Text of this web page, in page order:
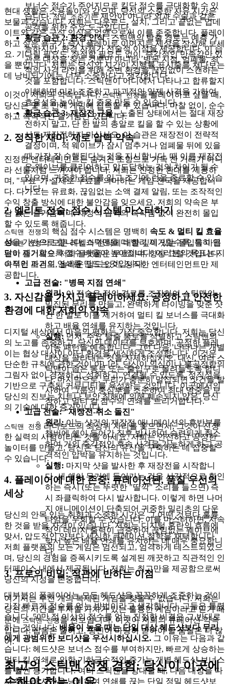
보너스 점수가 주어지므로 킬당 점수를 극대화할 수 있
습니다.정밀 조준기 는 제안이 아니라 외과 수술과 같은
공격을 위한 주요 도구입니다.
황금 습관 2: 환경 인식- 스틱맨의 탈출 경로는 예측 가
능하지만, 환경 자체가 전술적 이점을 제공합니다. 이 습
관은 대상을 찾는 것뿐만 아니라, 병목 지점, 엄폐물, 최
적의 사격 라인을 위해 주변 환경을 끊임없이 스캔하는
것을 포함합니다. 스틱맨이 어디에서 나타나고 합류할지
이해하면 미리 조준하고 파괴적인 일제 사격을 가하여
효율성을 높이는 킬 존을 만들 수 있습니다.
황금 습관 3: 재장전 규율- 노출된 상태에서는 절대 재장
전하지 말고, 단 한 발의 총알로 킬을 할 수 있는 상황에
서도 재장전하지 마십시오. 이 습관은 재장전이 전략적
결정이며, 적 웨이브가 잠시 멈추거나 엄폐물 뒤에 있을
때 가장 잘 수행된다는 것을 지시합니다. 때 이른 재장전
은 웨이브를 클리어하고 압도당하는 것의 차이가 될 수
있으며, 귀중한 점수를 잃고 조기에 런을 종료할 수 있습
니다.
2. 엘리트 전술: 점수 시스템 마스터하기
스틱맨 전쟁의 핵심 점수 시스템은 명백히 속도 & 멀티 킬 효율
성을 기반으로 합니다. 스틱맨을 더 빨리 제거할수록, 특히 연
달아 제거할수록 점수 배율이 높아집니다. 여러분의 목표는 지
속적인 파괴의 연쇄를 만드는 것입니다.
고급 전술: "병목 지점 연쇄"
원리:이 전술은 적의 경로를 조작하여 스틱맨의
밀집된 무리를 만들고, 완벽하게 타이밍을 맞춘 샷
건 한 발로 이를 제거하여 멀티 킬 보너스를 극대화
하고 배율 연쇄를 유지하는 것입니다.
실행: 먼저, 주요 탈출 통로를 식별하고 스틱맨의
이동 패턴을 예측합니다. 그런 다음, 나타나는 개별
대상을 골라내는 것을 자제하십시오. 대신, 여러 스
틱맨이 좁은 통로 또는 출입구로 몰려들도록 합니
다. 마지막으로, 무리가 충분히 밀집되면 샷건을 발
사하여 그룹의 중심부를 조준하여 최대 명중을 보
장하고 멀티 킬 점수의 연쇄를 트리거합니다.
고급 전술: "재장전-취소 돌진"
원리:이는 샷건의 재장전 애니메이션의 후반부를
챔버에 쉘이 들어간 직후 발사하여 숙련되게 취소
하여 거의 즉각적인 후속 사격을 가능하게 하고 공
격적인 압박을 유지하는 것입니다.
실행: 마지막 샷을 발사한 후 재장전을 시작합니
다. 새 쉘이 무기에 들어가는 것을 시각적으로 확인
하는 즉시 (또는 뚜렷한 "딸깍" 소리를 들으면) 즉
시 좌클릭하여 다시 발사합니다. 이렇게 하면 나머
지 애니메이션이 단축되어 귀중한 밀리초의 다운
타임을 우회할 수 있습니다. 이를 마스터하면, 지속
적인 데미지 출력이 급증하여 끊임없는 웨이브에
맞서 높은 배율 연쇄를 유지하는 데 매우 중요합니
다.
3. 프로의 비밀: 직관에 반하는 이점
대부분의 플레이어는 모든 헤드샷을 꼼꼼하게 조준하는 것이
가장 빠르게 점수를 얻는 방법이라고 생각합니다. 그들은 틀렸
습니다. 50만 점 이상의 점수를 얻는 진정한 비결은 그 반대로
하는 것입니다: 배율이 높을 때는 단일 대상 헤드샷보다 무리
에게 광범위한 보디샷을 우선시하십시오. 그 이유는 다음과 같
습니다: 헤드샷은 보너스 점수를 부여하지만, 빠르게 상승하는
멀티 킬 연쇄로 인한 기하급수적인 증가는 개별 헤드샷 보너스
를 훨씬 능가합니다. 여러 스틱맨을 상대할 때, 다음 대상을 다
시 찾느라 시간을 낭비하여 연쇄를 끊는 단일 정밀 헤드샷보
현대 생활은 소용돌이와 같으며, 당신의 소중한 자유 시간은
보물과 같습니다. 저희는 다운로드, 설치, 그리고 끝없는 업데
이트와 같은 구식 의식을 없앰으로써 이를 존중합니다. 플레이
하고 싶은 욕구가 즉시 플레이로 이어지는 세상을 상상해 보세
요. 기다릴 필요도, 좌절할 필요도 없이, 즉각적인 만족감만 있
을 뿐입니다. 저희는 당신의 시간이 진행률 표시줄을 쳐다보는
데 낭비되기에는 너무 소중하다고 생각합니다.
이것이 저희의 약속입니다:스틱맨 전쟁을 플레이하고 싶을 때,
당신은 몇 초 안에 게임에 접속할 수 있습니다. 마찰 없이, 순수
하고 즉각적인 즐거움만 있습니다.
2. 정직한 재미: 제로 압력 약속
진정한 엔터테인먼트는 숨겨진 조항으로 가득 찬 거래가 아니
라 선물처럼 느껴져야 합니다. 저희는 진정한 환대를 제공하
며, "무료"가 실제로 무료를 의미하는 게임 천국을 제공합니
다. 다가오는 유료화, 끊임없는 소액 결제 알림, 또는 조작적인
수익 창출 방식에 대한 불안감을 잊으세요. 저희의 약속은 부
담 없는 즐거움이며, 재정적 압력의 속삭임 없이 완전히 몰입
할 수 있도록 해줍니다.
스틱맨 전쟁의 모든 레벨과 전략에 대한 깊이 있는 몰입을 마음
편히 즐기세요. 저희 플랫폼은 무료이며, 항상 그럴 것입니다.
아무런 조건도, 놀라운 일도 없이, 정직한 엔터테인먼트만 제
공합니다.
3. 자신감을 가지고 플레이하세요: 공정하고 안전한
환경에 대한 저희의 약속
디지털 세상에서 마음의 평화는 가장 중요합니다. 저희는 당신
의 노고를 존중하고, 당신의 데이터를 보호하며, 공정한 플레
이는 협상 대상이 아닌 환경을 세심하게 조성합니다. 이것은
단순한 규칙에 관한 것이 아니라, 당신이 의심이나 불공정함의
그림자 없이 경쟁하고, 성취하고, 연결될 수 있도록, 정직성을
기반으로 구축된 커뮤니티를 육성하는 것입니다. 이곳에서의
당신의 진보는 치트나 보안 침해에 의해 훼손되지 않은, 당신
의 기술에 대한 증거입니다.
스틱맨 전쟁 리더보드의 최상위 자리를 쫓으면서, 그것이 진정
한 실력의 시험이라는 것을 아세요. 저희는 안전하고 공정한
놀이터를 만들고, 당신은 당신의 유산을 구축하는 데 집중할
수 있습니다.
4. 플레이어에 대한 존중: 큐레이션된, 품질 우선의
세상
당신의 안목 있는 취향과 소중한 시간은 그 어떤 것보다 훌륭
한 것을 받을 자격이 있습니다. 저희는 디지털 혼란의 흐름에
맞서, 압도적인 양보다 세심한 큐레이션 철학을 채택합니다.
저희 플랫폼의 모든 게임은 엄선되고, 엄격하게 테스트되었으
며, 당신의 경험을 증폭시키도록 설계된 깨끗하고 직관적인 인
터페이스 내에서 제공됩니다. 저희는 최고만을 제공함으로써
당신의 지성을 존중합니다.
여기서는 수천 개의 복제된 게임을 찾을 수 없습니다. 저희는
당신의 시간을 투자할 가치가 있는 훌륭한 게임이라고 믿기 때
문에스틱맨 전쟁을 선보입니다. 이것이 저희의 큐레이션 약속
입니다: 잡음은 줄이고, 당신이 마땅히 받아야 할 품질은 더 많
이.
최고의 스틱맨 전쟁 경험: 당신이 이곳에